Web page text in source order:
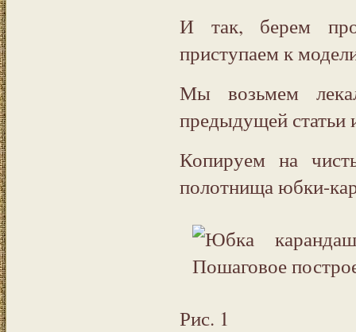
И так, берем
приступаем к
Мы возьмем
предыдущей статьи
Копируем на
полотнища юбки-
Рис. 1